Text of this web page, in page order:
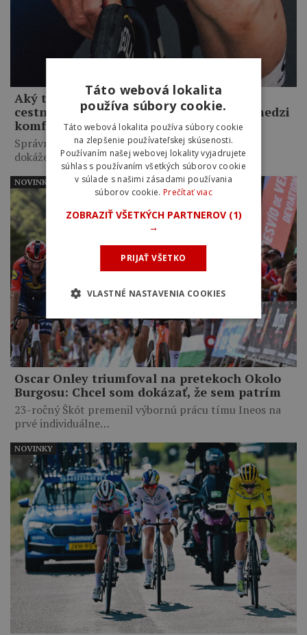
Aký tlak by ste mali mať v plášťoch na
cestnom bicykli a ako nájsť rovnováhu medzi
komfortom a rýchlosťou?
Správne zvolený tlak v plášťoch cestného bicykla
dokáže zvýšiť rýchlosť,…
Oscar Onley triumfoval na pretekoch Okolo
Burgosu: Chcel som dokázať, že sem patrím
23-ročný Škót premenil výbornú prácu tímu Ineos na
prvé individuálne…
NOVINKY
NOVINKY
Táto webová lokalita
používa súbory cookie.
Táto webová lokalita používa súbory cookie
na zlepšenie používateľskej skúsenosti.
Používaním našej webovej lokality vyjadrujete
súhlas s používaním všetkých súborov cookie
v súlade s našimi zásadami používania
súborov cookie. Prečítať viac
ZOBRAZIŤ VŠETKÝCH PARTNEROV (1)
→
PRIJAŤ VŠETKO
VLASTNÉ NASTAVENIA COOKIES